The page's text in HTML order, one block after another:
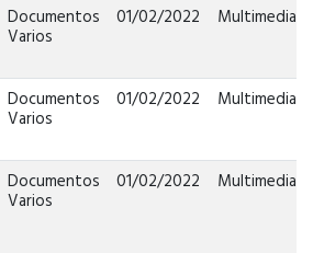
Documentos
Varios
01/02/2022 Multimedia
Documentos
Varios
01/02/2022 Multimedia
Documentos
Varios
01/02/2022 Multimedia